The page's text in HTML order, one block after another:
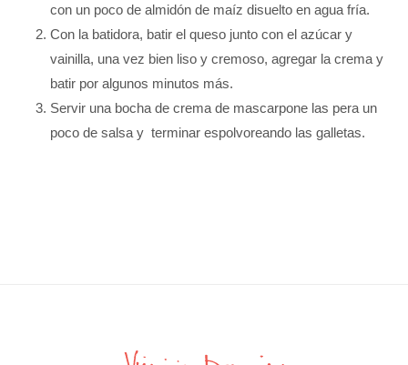
con un poco de almidón de maíz disuelto en agua fría.
Con la batidora, batir el queso junto con el azúcar y
vainilla, una vez bien liso y cremoso, agregar la crema y
batir por algunos minutos más.
Servir una bocha de crema de mascarpone las pera un
poco de salsa y terminar espolvoreando las galletas.